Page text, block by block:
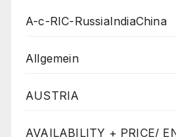
A-c-RIC-RussiaIndiaChina
Allgemein
AUSTRIA
AVAILABILITY + PRICE/